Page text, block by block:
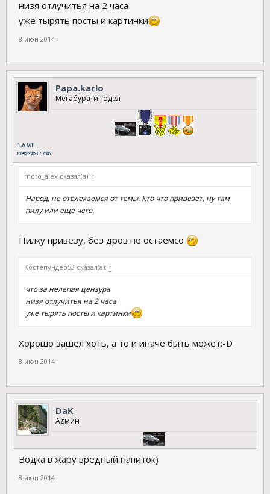
низя отлучитья на 2 часа
уже тырять посты и картинки
8 июн 2014
Papa.karlo
Мегабуратинодел
moto_alex сказал(а): ↑
Народ, не отвлекаемся от темы. Кто что привезет, ну там
пилу или еще чего.
Пилку привезу, без дров не остаемсо
Костепундер53 сказал(а): ↑
что за нелепая цензура
низя отлучитья на 2 часа
уже тырять посты и картинки
Хорошо зашел хоть, а то и иначе быть может:-D
8 июн 2014
DaK
Админ
Водка в жару вредный напиток)
8 июн 2014